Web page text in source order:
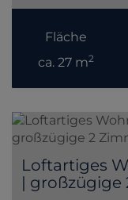
Fläche
ca. 27 m2
Loftartiges
| großzügige